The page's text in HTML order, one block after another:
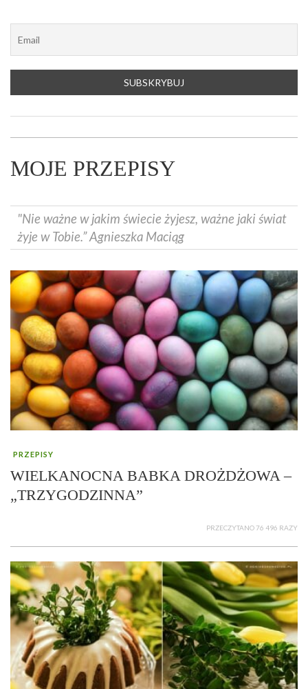
MOJE PRZEPISY
"Nie ważne w jakim świecie żyjesz, ważne jaki świat
żyje w Tobie.” Agnieszka Maciąg
PRZEPISY
WIELKANOCNA BABKA DROŻDŻOWA –
„TRZYGODZINNA”
PRZECZYTANO 76 496 RAZY